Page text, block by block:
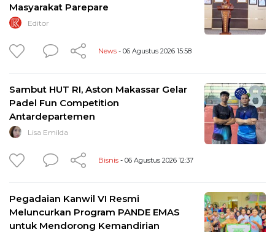
Masyarakat Parepare
Editor
News - 06 Agustus 2026 15:58
Sambut HUT RI, Aston Makassar Gelar
Padel Fun Competition
Antardepartemen
Lisa Emilda
Bisnis - 06 Agustus 2026 12:37
Pegadaian Kanwil VI Resmi
Meluncurkan Program PANDE EMAS
untuk Mendorong Kemandirian